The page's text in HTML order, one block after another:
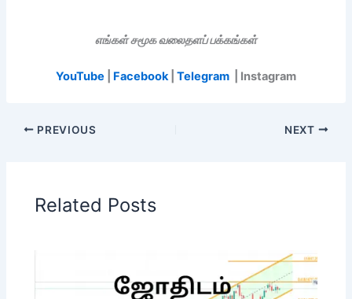
எங்கள் சமூக வலைதளப் பக்கங்கள்
YouTube Facebook| Telegram | Instagram
PREVIOUS NEXT
Related Posts